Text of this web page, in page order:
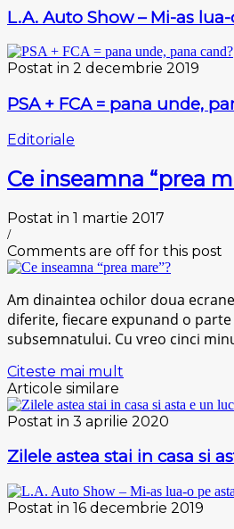
L.A. Auto Show – Mi-as
Postat in 2 decembrie 2019
PSA + FCA = pana unde,
Editoriale
Ce inseamna “prea
Postat in 1 martie 2017
/
Comments are off for this post
Am dinaintea ochilor doua
diferite, fiecare expunand o
subsemnatului. Cu vreo cinci
Citeste mai mult
Articole similare
Postat in 3 aprilie 2020
Zilele astea stai in casa si
Postat in 16 decembrie 2019